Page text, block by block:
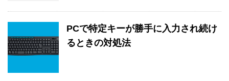
PCで特定キーが勝手に入力され続け
るときの対処法